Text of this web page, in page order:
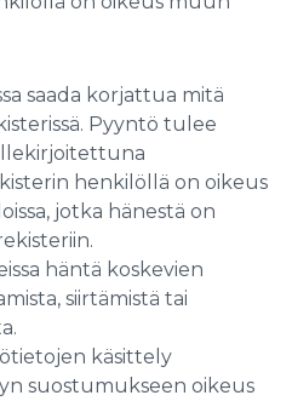
saada korjattua mitä
Pyyntö tulee
henkilöllä on oikeus
jotka hänestä on
häntä koskevien
siirtämistä tai
käsittely
suostumukseen oikeus